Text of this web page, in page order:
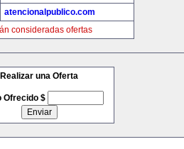
atencionalpublico.com
consideradas ofertas
Realizar una Oferta
Ofrecido $